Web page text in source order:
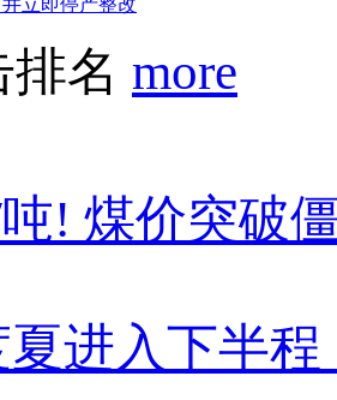
名 more
! 煤价突破
进入下半